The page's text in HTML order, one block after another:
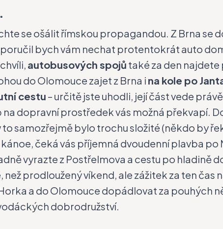
se ošálit římskou propagandou. Z Brna se
bych vám nechat protentokrát auto
autobusových spojů také za den najdete
do Olomouce zajet z Brna i na kole po
cestu – určitě jste uhodli, její část vede
dopravní prostředek vás možná překvapí.
to samozřejmě bylo trochu složité (někdo by
čeká vás příjemná dvoudenní plavba po
vyrazte z Postřelmova a cestu po hladině
než prodloužený víkend, ale zážitek za ten čas
a do Olomouce dopádlovat za pouhých
dobrodružství.